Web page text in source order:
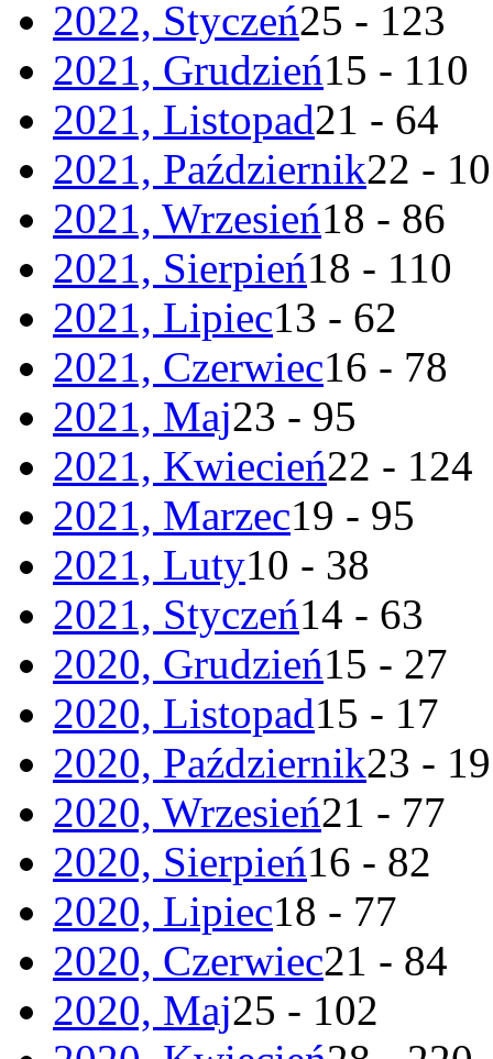
2022, Styczeń25 - 123
2021, Grudzień15 - 110
2021, Listopad21 - 64
2021, Październik22 -
2021, Wrzesień18 - 86
2021, Sierpień18 - 110
2021, Lipiec13 - 62
2021, Czerwiec16 - 78
2021, Maj23 - 95
2021, Kwiecień22 - 124
2021, Marzec19 - 95
2021, Luty10 - 38
2021, Styczeń14 - 63
2020, Grudzień15 - 27
2020, Listopad15 - 17
2020, Październik23 - 19
2020, Wrzesień21 - 77
2020, Sierpień16 - 82
2020, Lipiec18 - 77
2020, Czerwiec21 - 84
2020, Maj25 - 102